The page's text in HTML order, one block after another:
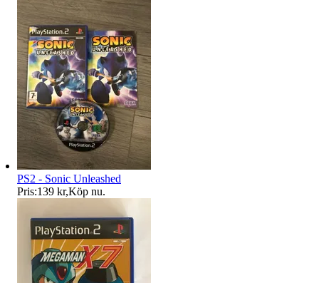
PS2 - Sonic Unleashed
Pris:139 kr,Köp nu.